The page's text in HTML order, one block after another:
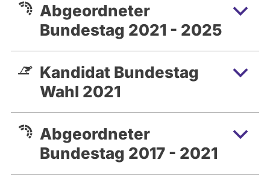
Abgeordneter
Bundestag 2021 - 2025
Kandidat Bundestag
Wahl 2021
Abgeordneter
Bundestag 2017 - 2021